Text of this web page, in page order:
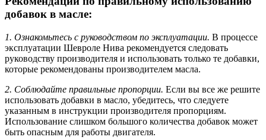
добавок в масле:
1. Ознакомьтесь с руководством по эксплуатации. В процессе
эксплуатации Шевроле Нива рекомендуется следовать
руководству производителя и использовать только те добавки,
которые рекомендованы производителем масла.
2. Соблюдайте правильные пропорции. Если вы все же решите
использовать добавки в масло, убедитесь, что следуете
указанным в инструкции производителя пропорциям.
Использование слишком большого количества добавок может
быть опасным для работы двигателя.